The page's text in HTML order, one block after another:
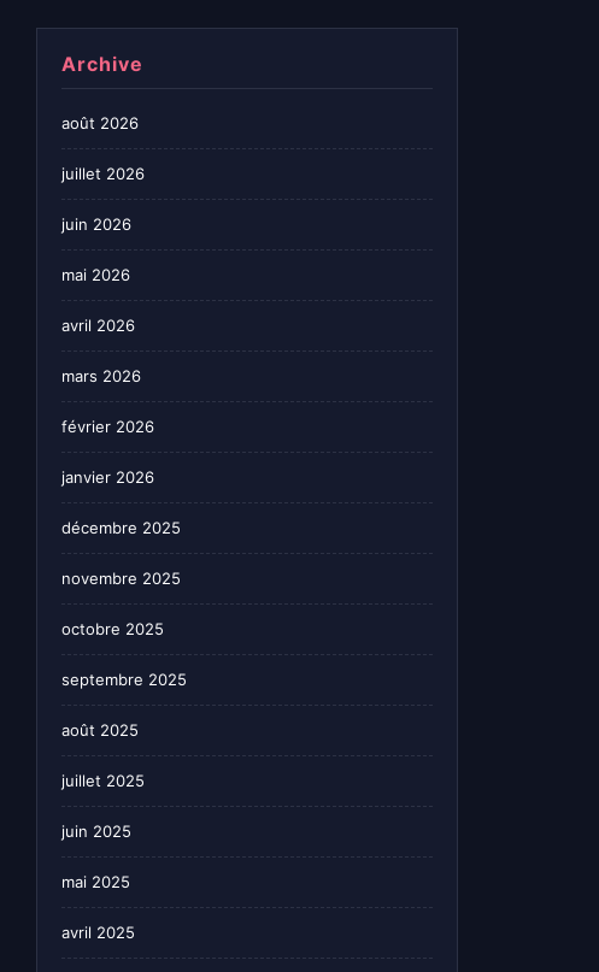
Archive
août 2026
juillet 2026
juin 2026
mai 2026
avril 2026
mars 2026
février 2026
janvier 2026
décembre 2025
novembre 2025
octobre 2025
septembre 2025
août 2025
juillet 2025
juin 2025
mai 2025
avril 2025